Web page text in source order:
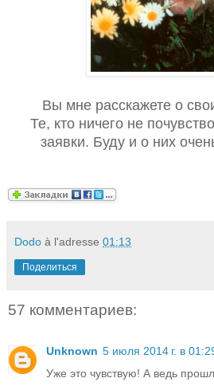
Вы мне расскажете о
Те, кто ничего не
заявки. Буду и о них
Dodo à l'adresse 01:13
Поделиться
57 комментариев:
Unknown 5 июля 2014 г. в
Уже это чувствую! А ведь